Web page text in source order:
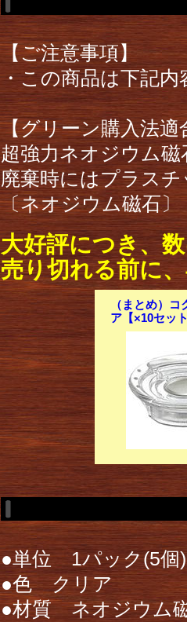
【ご注意事項】
・この商品は下記
【グリーン購入法適
超強力ネオジウム磁
廃棄時にはプラス
〔ネオジウム磁石〕
大好評につき、
売り切れる前に
（まとめ）
ア【×10セッ
●単位 1パック(5個)
●色 クリア
●材質 ネオジウム